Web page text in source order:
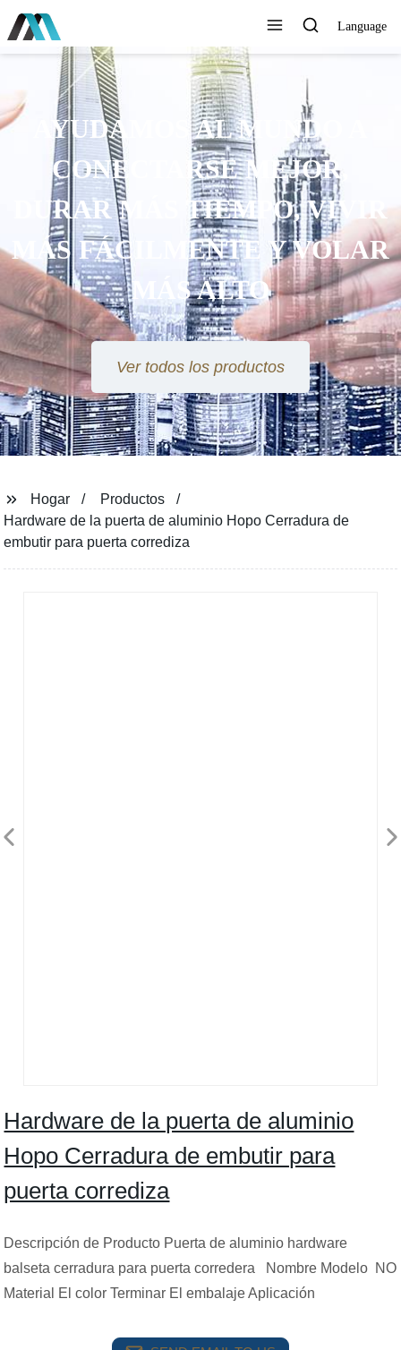
Language
AYUDAMOS AL MUNDO A
CONECTARSE MEJOR,
DURAR MÁS TIEMPO, VIVIR
MÁS FÁCILMENTE Y VOLAR
MÁS ALTO
Ver todos los productos
Hogar
Productos
Hardware de la puerta de aluminio Hopo Cerradura de
embutir para puerta corrediza
Hardware de la puerta de aluminio
Hopo Cerradura de embutir para
puerta corrediza
Descripción de Producto Puerta de aluminio hardware
balseta cerradura para puerta corredera Nombre Modelo NO
Material El color Terminar El embalaje Aplicación